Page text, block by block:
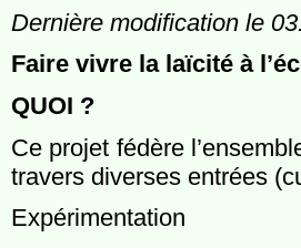
Dernière modification le
Faire vivre la laïcité à
QUOI ?
Ce projet fédère
travers diverses entrées
Expérimentation